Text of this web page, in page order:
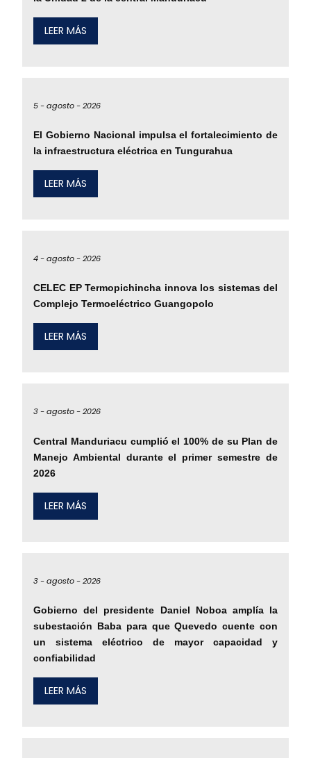
LEER MÁS
5 -agosto -2026
El Gobierno Nacional impulsa el fortalecimiento de
la infraestructura eléctrica en Tungurahua
LEER MÁS
4 -agosto -2026
CELEC EP Termopichincha innova los sistemas del
Complejo Termoeléctrico Guangopolo
LEER MÁS
3 -agosto -2026
Central Manduriacu cumplió el 100% de su Plan de
Manejo Ambiental durante el primer semestre de
2026
LEER MÁS
3 -agosto -2026
Gobierno del presidente Daniel Noboa amplía la
subestación Baba para que Quevedo cuente con
un sistema eléctrico de mayor capacidad y
confiabilidad
LEER MÁS